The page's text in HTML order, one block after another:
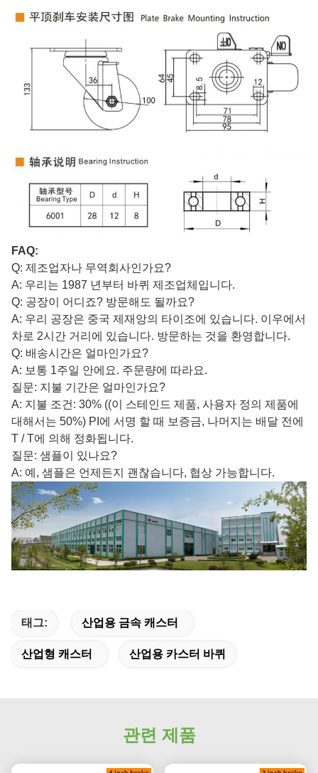
FAQ:
Q: 제조업자나 무역회사인가요?
A: 우리는 1987 년부터 바퀴 제조업체입니다.
Q: 공장이 어디죠? 방문해도 될까요?
A: 우리 공장은 중국 제재앙의 타이조에 있습니다. 이우에서
차로 2시간 거리에 있습니다. 방문하는 것을 환영합니다.
Q: 배송시간은 얼마인가요?
A: 보통 1주일 안에요. 주문량에 따라요.
질문: 지불 기간은 얼마인가요?
A: 지불 조건: 30% ((이 스테인드 제품, 사용자 정의 제품에
대해서는 50%) PI에 서명 할 때 보증금, 나머지는 배달 전에
T / T에 의해 정화됩니다.
질문: 샘플이 있나요?
A: 예, 샘플은 언제든지 괜찮습니다, 협상 가능합니다.
태그: 산업용 금속 캐스터
산업형 캐스터 산업용 카스터 바퀴
관련 제품